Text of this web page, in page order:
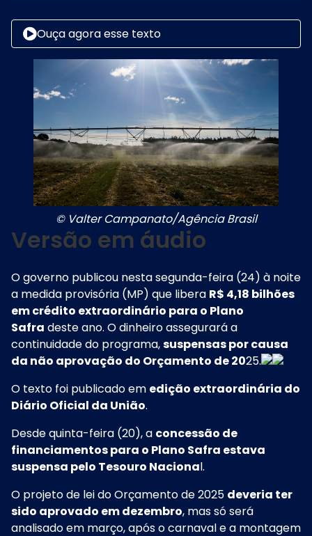
Ouça agora esse texto
© Valter Campanato/Agência Brasil
Versão em áudio
O governo publicou nesta segunda-feira (24) à noite
a medida provisória (MP) que libera R$ 4,18 bilhões
em crédito extraordinário para o Plano
Safra deste ano. O dinheiro assegurará a
continuidade do programa,suspensas por causa
da não aprovação do Orçamento de 2025.
O texto foi publicado em edição extraordinária do
Diário Oficial da União.
Desde quinta-feira (20), a concessão de
financiamentos para o Plano Safra estava
suspensa pelo Tesouro Nacional.
O projeto de lei do Orçamento de 2025 deveria ter
sido aprovado em dezembro, mas só será
analisado em março, após o carnaval e a montagem